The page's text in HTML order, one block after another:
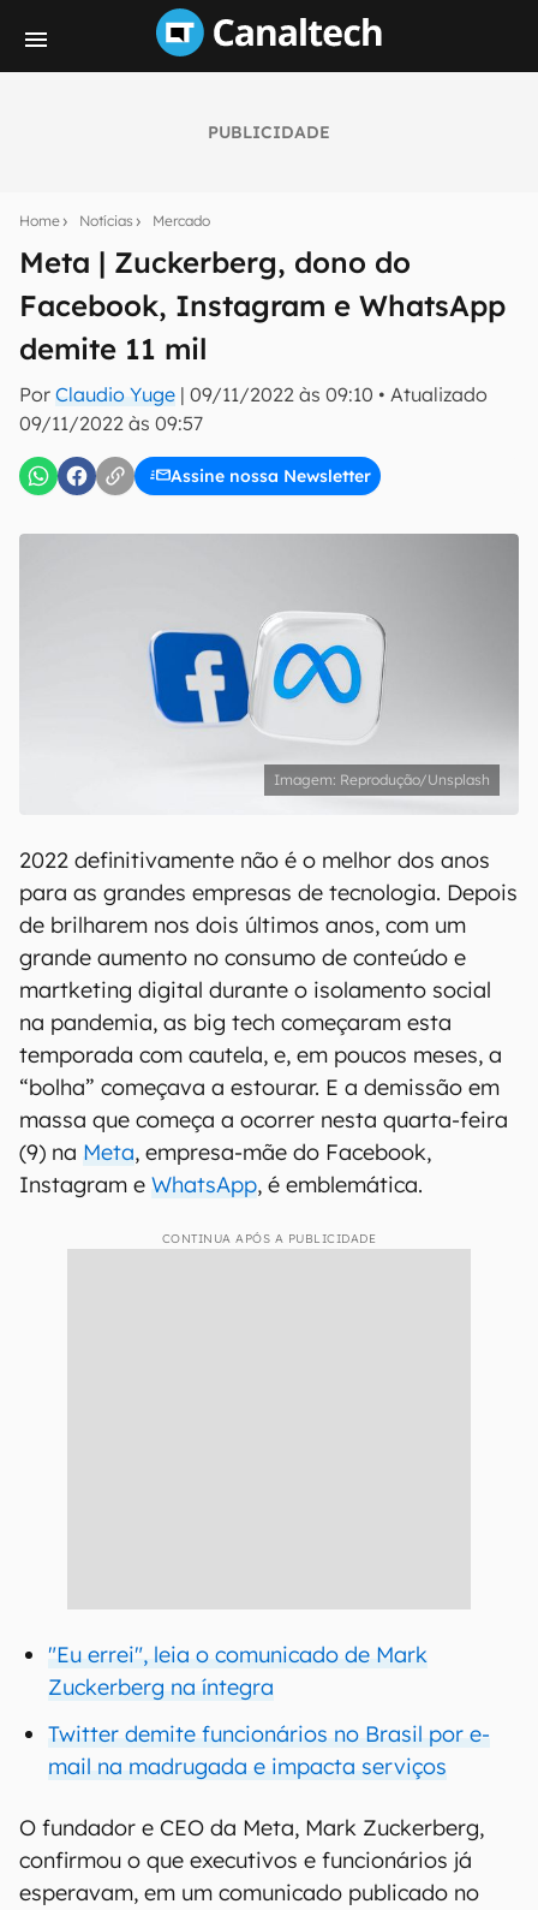
PUBLICIDADE
Home Notícias Mercado
Meta | Zuckerberg, dono do
Facebook, Instagram e WhatsApp
demite 11 mil
Por Claudio Yuge | 09/11/2022 às 09:10 • Atualizado
09/11/2022 às 09:57
Assine nossa Newsletter
notícias e reviews sobre tecnologia em primeira
mão.
E-mail
inscreva-se
Confirmo que li, aceito e concordo com os Termos de
Uso e Política de Privacidade do Canaltech.
Reprodução/Unsplash
2022 definitivamente não é o melhor dos anos
para as grandes empresas de tecnologia. Depois
de brilharem nos dois últimos anos, com um
grande aumento no consumo de conteúdo e
martketing digital durante o isolamento social
na pandemia, as big tech começaram esta
temporada com cautela, e, em poucos meses, a
“bolha” começava a estourar. E a demissão em
massa que começa a ocorrer nesta quarta-feira
(9) na Meta, empresa-mãe do Facebook,
Instagram e WhatsApp, é emblemática.
CONTINUA APÓS A PUBLICIDADE
"Eu errei", leia o comunicado de Mark
Zuckerberg na íntegra
Twitter demite funcionários no Brasil por e-
mail na madrugada e impacta serviços
O fundador e CEO da Meta, Mark Zuckerberg,
confirmou o que executivos e funcionários já
esperavam, em um comunicado publicado no